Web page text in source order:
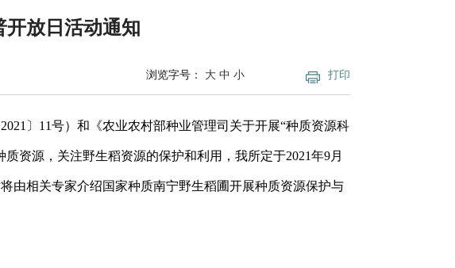
开放日活动通知
打印
浏览字号： 大 中 小
〕11号）和《农业农村部种业管理司关于开展“种质资源科
资源，关注野生稻资源的保护和利用，我所定于2021年9月
由相关专家介绍国家种质南宁野生稻圃开展种质资源保护与